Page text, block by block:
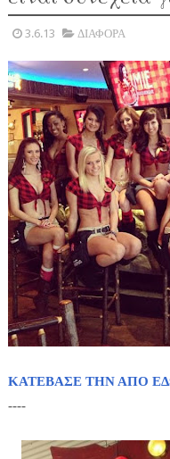
3.6.13 ΔΙΑΦΟΡΑ
ΚΑΤΕΒΑΣΕ ΤΗΝ ΑΠΟ
----